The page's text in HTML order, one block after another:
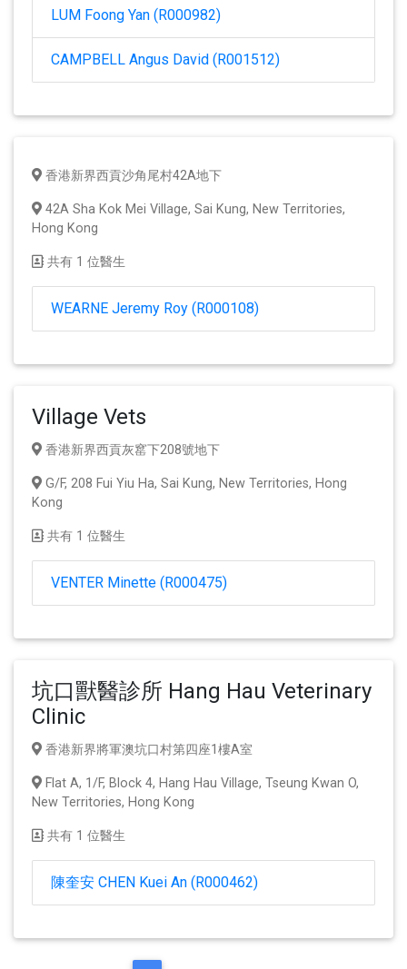
LUM Foong Yan (R000982)
CAMPBELL Angus David (R001512)
香港新界西貢沙角尾村42A地下
42A Sha Kok Mei Village, Sai Kung, New Territories,
Hong Kong
共有 1 位醫生
WEARNE Jeremy Roy (R000108)
Village Vets
香港新界西貢灰窰下208號地下
G/F, 208 Fui Yiu Ha, Sai Kung, New Territories, Hong
Kong
共有 1 位醫生
VENTER Minette (R000475)
坑口獸醫診所 Hang Hau Veterinary
Clinic
香港新界將軍澳坑口村第四座1樓A室
Flat A, 1/F, Block 4, Hang Hau Village, Tseung Kwan O,
New Territories, Hong Kong
共有 1 位醫生
陳奎安 CHEN Kuei An (R000462)